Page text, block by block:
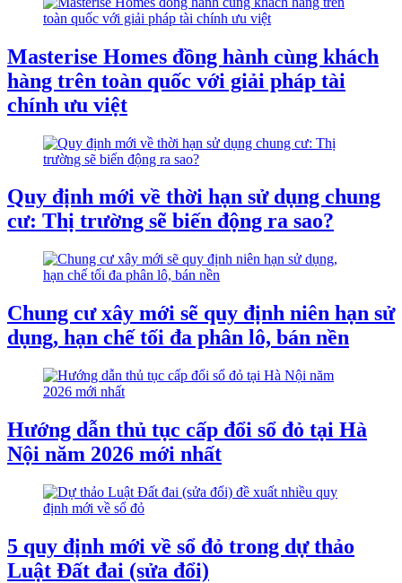
Masterise Homes đồng hành cùng khách
hàng trên toàn quốc với giải pháp tài
chính ưu việt
Quy định mới về thời hạn sử dụng chung
cư: Thị trường sẽ biến động ra sao?
Chung cư xây mới sẽ quy định niên hạn sử
dụng, hạn chế tối đa phân lô, bán nền
Hướng dẫn thủ tục cấp đổi sổ đỏ tại Hà
Nội năm 2026 mới nhất
5 quy định mới về sổ đỏ trong dự thảo
Luật Đất đai (sửa đổi)